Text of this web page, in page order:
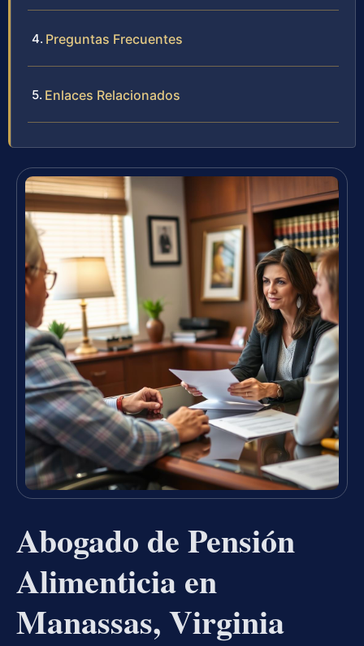
Preguntas Frecuentes
Enlaces Relacionados
Abogado de Pensión
Alimenticia en
Manassas, Virginia